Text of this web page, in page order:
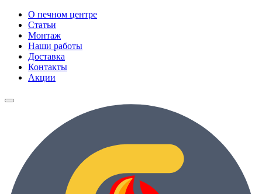
О печном центре
Статьи
Монтаж
Наши работы
Доставка
Контакты
Акции